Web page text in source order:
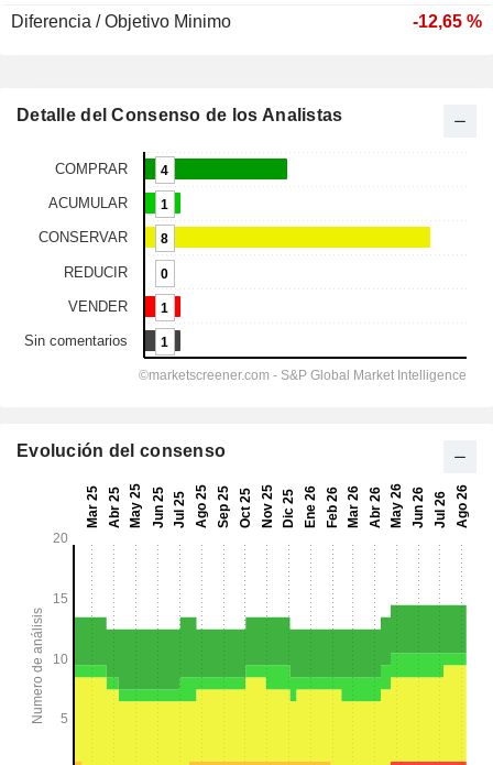
Diferencia / Objetivo Minimo
-12,65 %
Detalle del Consenso de los Analistas
Evolución del consenso